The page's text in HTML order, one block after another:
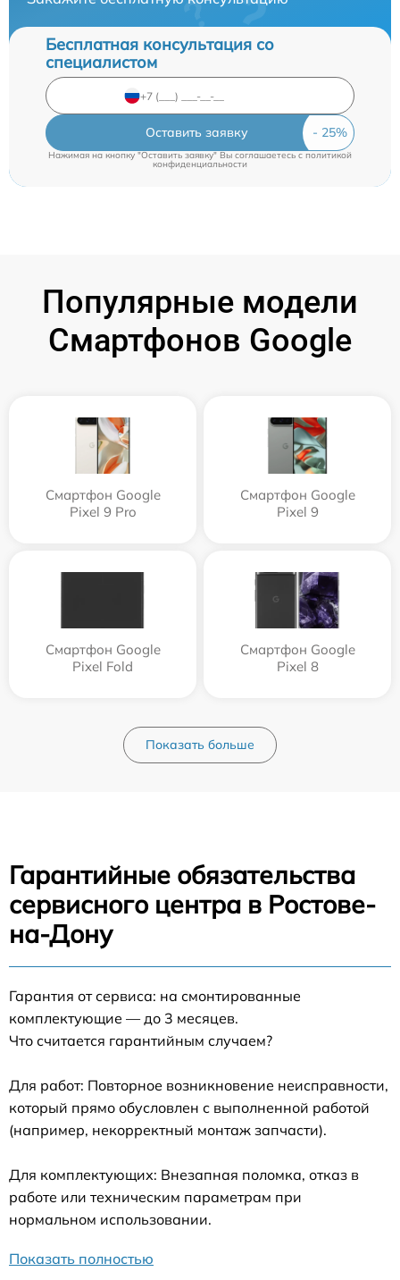
Бесплатная консультация со
специалистом
Оставить заявку
Нажимая на кнопку "Оставить заявку" Вы соглашаетесь c политикой
конфиденциальности
Популярные модели
Смартфонов Google
Смартфон Google
Pixel 9 Pro
Смартфон Google
Pixel 9
Смартфон Google
Pixel Fold
Смартфон Google
Pixel 8
Показать больше
Гарантийные обязательства
сервисного центра в Ростове-
на-Дону
Гарантия от сервиса: на смонтированные
комплектующие — до 3 месяцев.
Что считается гарантийным случаем?
Для работ: Повторное возникновение неисправности,
который прямо обусловлен с выполненной работой
(например, некорректный монтаж запчасти).
Для комплектующих: Внезапная поломка, отказ в
работе или техническим параметрам при
нормальном использовании.
Показать полностью